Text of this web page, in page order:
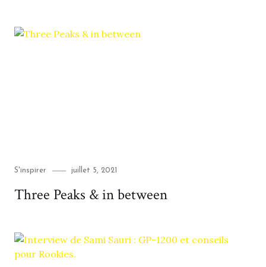
Category
S'inspirer
Posted
juillet 5, 2021
Three Peaks & in between